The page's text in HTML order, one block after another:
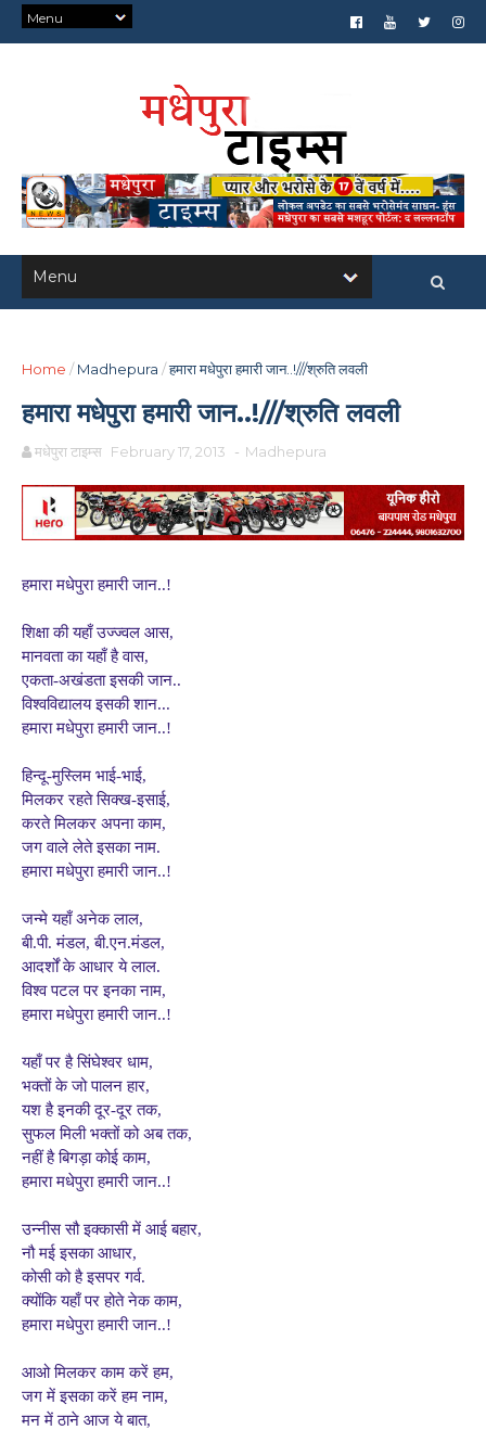
Home / Madhepura /हमारा मधेपुरा हमारी जान..!///श्रुति लवली
हमारा मधेपुरा हमारी जान..!///श्रुति लवली
मधेपुरा टाइम्स February 17, 2013 - Madhepura
हमारा मधेपुरा हमारी जान..!
शिक्षा की यहाँ उज्ज्वल आस,
मानवता का यहाँ है वास,
एकता-अखंडता इसकी जान..
विश्वविद्यालय इसकी शान...
हमारा मधेपुरा हमारी जान..!
हिन्दू-मुस्लिम भाई-भाई,
मिलकर रहते सिक्ख-इसाई,
करते मिलकर अपना काम,
जग वाले लेते इसका नाम.
हमारा मधेपुरा हमारी जान..!
जन्मे यहाँ अनेक लाल,
बी.पी. मंडल, बी.एन.मंडल,
आदर्शों के आधार ये लाल.
विश्व पटल पर इनका नाम,
हमारा मधेपुरा हमारी जान..!
यहाँ पर है सिंघेश्वर धाम,
भक्तों के जो पालन हार,
यश है इनकी दूर-दूर तक,
सुफल मिली भक्तों को अब तक,
नहीं है बिगड़ा कोई काम,
हमारा मधेपुरा हमारी जान..!
उन्नीस सौ इक्कासी में आई बहार,
नौ मई इसका आधार,
कोसी को है इसपर गर्व.
क्योंकि यहाँ पर होते नेक काम,
हमारा मधेपुरा हमारी जान..!
आओ मिलकर काम करें हम,
जग में इसका करें हम नाम,
मन में ठाने आज ये बात,